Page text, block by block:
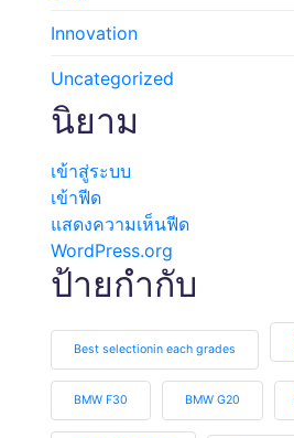
Innovation
Uncategorized
นิยาม
เข้าสู่ระบบ
เข้าฟีด
แสดงความเห็นฟีด
WordPress.org
ป้ายกำกับ
Best selectionin each grades
BMW F30 BMW G20